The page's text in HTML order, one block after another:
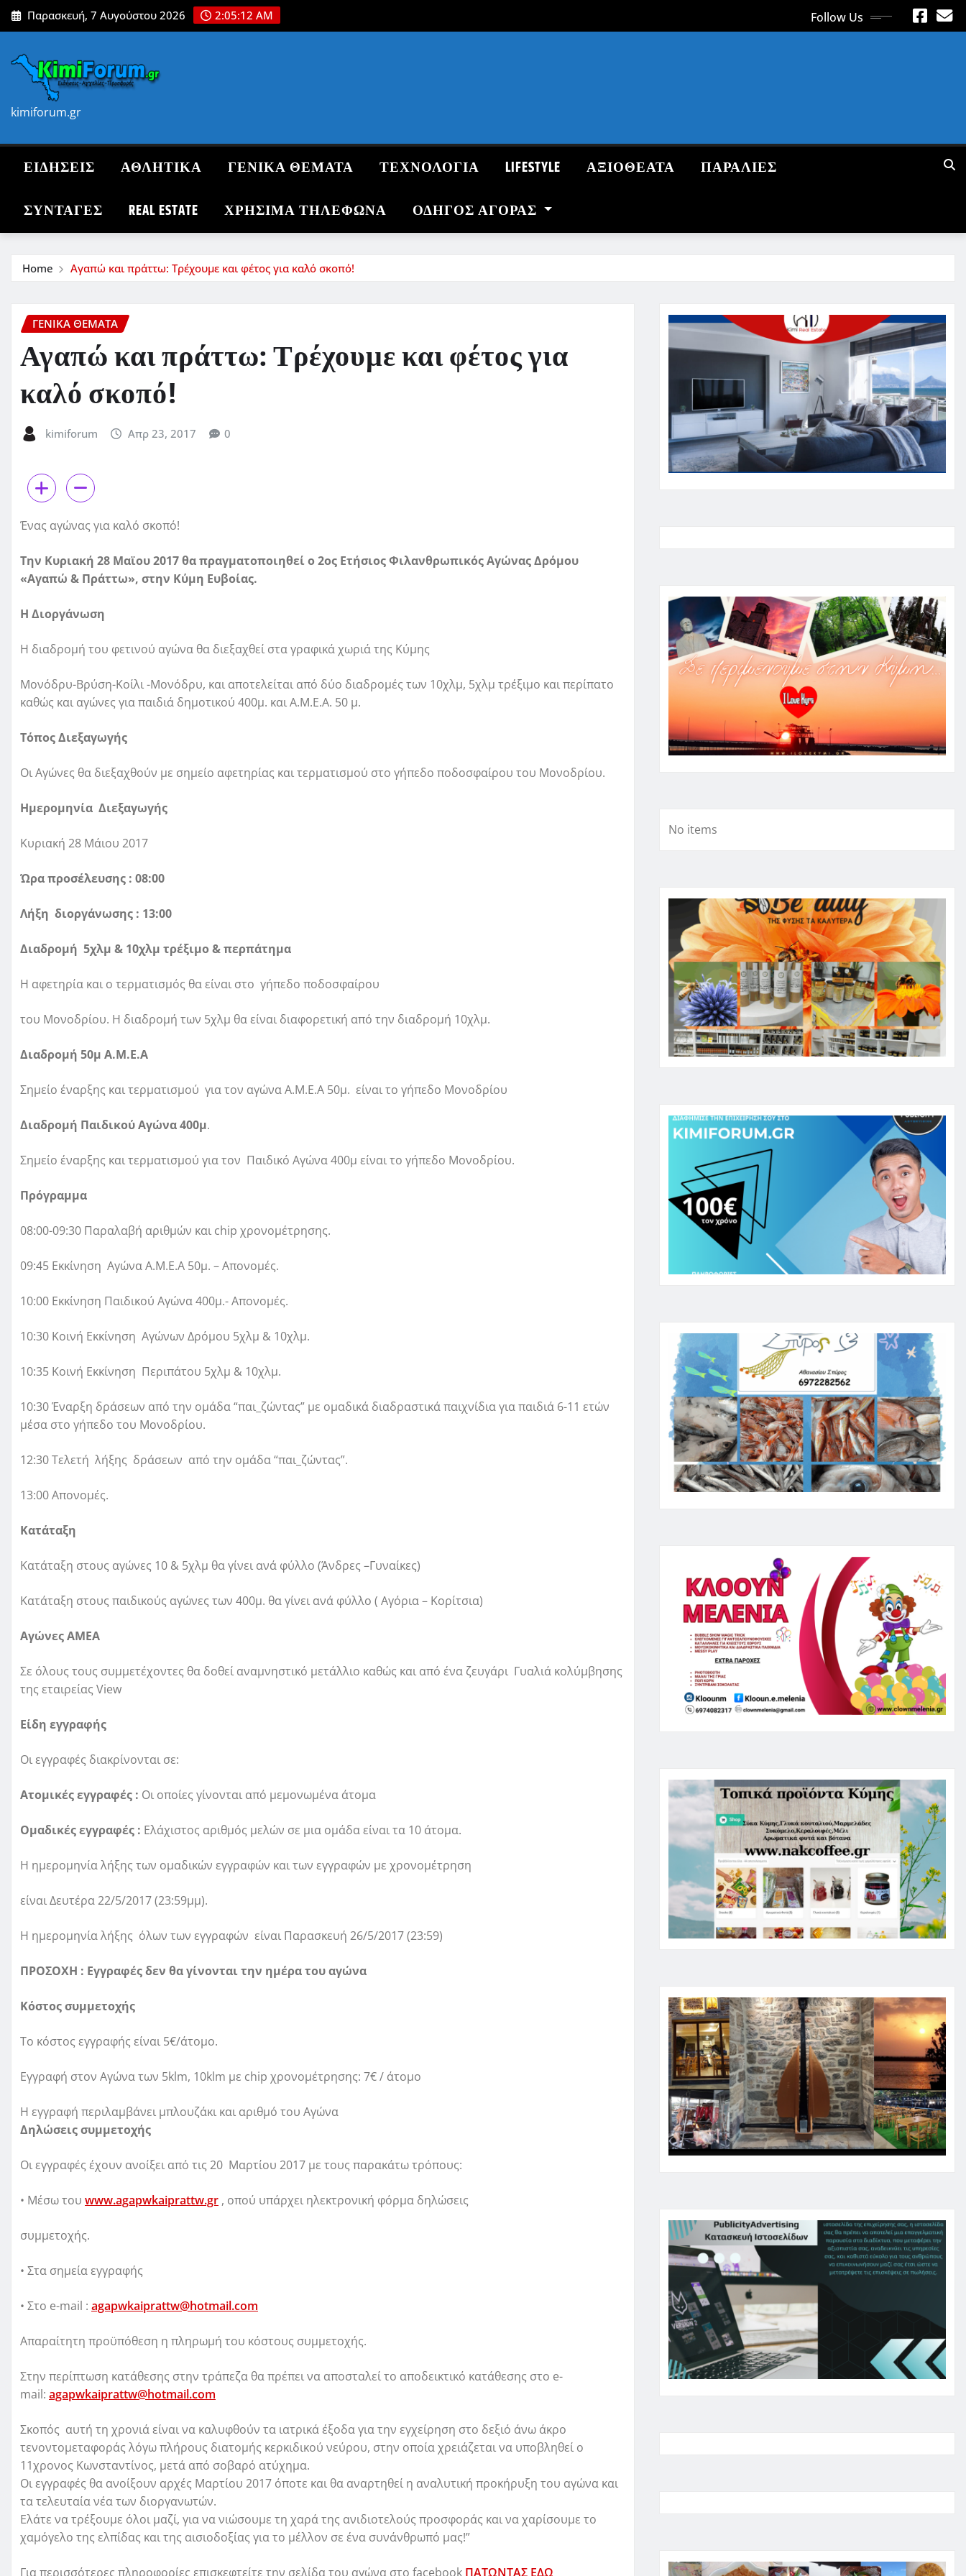
Skip
to
Παρασκευή, 7 Αυγούστου 2026 2:05:13 AM Follow Us
kimiforum.gr
ΕΙΔΗΣΕΙΣ ΑΘΛΗΤΙΚΑ ΓΕΝΙΚΑ ΘΕΜΑΤΑ ΤΕΧΝΟΛΟΓΙΑ LIFESTYLE ΑΞΙΟΘΕΑΤΑ ΠΑΡΑΛΙΕΣ
ΣΥΝΤΑΓΈΣ REAL ESTATE ΧΡΗΣΙΜΑ ΤΗΛΕΦΩΝΑ ΟΔΗΓΌΣ ΑΓΟΡΆΣ
Home Αγαπώ και πράττω: Τρέχουμε και φέτος για καλό σκοπό!
ΓΕΝΙΚΑ ΘΕΜΑΤΑ
Αγαπώ και πράττω: Τρέχουμε και φέτος για
καλό σκοπό!
kimiforum Απρ 23, 2017 0
Ένας αγώνας για καλό σκοπό!
Την Κυριακή 28 Μαϊου 2017 θα πραγματοποιηθεί ο 2ος Ετήσιος Φιλανθρωπικός Αγώνας Δρόμου
«Αγαπώ & Πράττω», στην Κύμη Ευβοίας.
Η Διοργάνωση
Η διαδρομή του φετινού αγώνα θα διεξαχθεί στα γραφικά χωριά της Κύμης
Μονόδρυ-Βρύση-Κοίλι -Μονόδρυ, και αποτελείται από δύο διαδρομές των 10χλμ, 5χλμ τρέξιμο και περίπατο
καθώς και αγώνες για παιδιά δημοτικού 400μ. και Α.Μ.Ε.Α. 50 μ.
Τόπος Διεξαγωγής
Οι Αγώνες θα διεξαχθούν με σημείο αφετηρίας και τερματισμού στο γήπεδο ποδοσφαίρου του Μονoδρίου.
Ημερομηνία Διεξαγωγής
Κυριακή 28 Μάιου 2017
Ώρα προσέλευσης : 08:00
Λήξη διοργάνωσης : 13:00
Διαδρομή 5χλμ & 10χλμ τρέξιμο & περπάτημα
Η αφετηρία και ο τερματισμός θα είναι στο γήπεδο ποδοσφαίρου
του Μονoδρίου. Η διαδρομή των 5χλμ θα είναι διαφορετική από την διαδρομή 10χλμ.
Διαδρομή 50μ Α.Μ.Ε.Α
Σημείο έναρξης και τερματισμού για τον αγώνα Α.Μ.Ε.Α 50μ. είναι το γήπεδο Μονοδρίου
Διαδρομή Παιδικού Αγώνα 400μ.
Σημείο έναρξης και τερματισμού για τον Παιδικό Αγώνα 400μ είναι το γήπεδο Μονοδρίου.
Πρόγραμμα
08:00-09:30 Παραλαβή αριθμών και chip χρονομέτρησης.
09:45 Εκκίνηση Αγώνα Α.Μ.Ε.Α 50μ. – Απονομές.
10:00 Εκκίνηση Παιδικού Αγώνα 400μ.- Απονομές.
10:30 Κοινή Εκκίνηση Αγώνων Δρόμου 5χλμ & 10χλμ.
10:35 Κοινή Εκκίνηση Περιπάτου 5χλμ & 10χλμ.
10:30 Έναρξη δράσεων από την ομάδα “παι_ζώντας” με ομαδικά διαδραστικά παιχνίδια για παιδιά 6-11 ετών
μέσα στο γήπεδο του Μονοδρίου.
12:30 Τελετή λήξης δράσεων από την ομάδα “παι_ζώντας”.
13:00 Απονομές.
Κατάταξη
Κατάταξη στους αγώνες 10 & 5χλμ θα γίνει ανά φύλλο (Άνδρες –Γυναίκες)
Κατάταξη στους παιδικούς αγώνες των 400μ. θα γίνει ανά φύλλο ( Αγόρια – Κορίτσια)
Αγώνες ΑΜΕΑ
Σε όλους τους συμμετέχοντες θα δοθεί αναμνηστικό μετάλλιο καθώς και από ένα ζευγάρι Γυαλιά κολύμβησης
της εταιρείας View
Είδη εγγραφής
Οι εγγραφές διακρίνονται σε:
Ατομικές εγγραφές : Oι οποίες γίνονται από μεμονωμένα άτομα
Ομαδικές εγγραφές : Eλάχιστος αριθμός μελών σε μια ομάδα είναι τα 10 άτομα.
Η ημερομηνία λήξης των ομαδικών εγγραφών και των εγγραφών με χρονομέτρηση
είναι Δευτέρα 22/5/2017 (23:59μμ).
Η ημερομηνία λήξης όλων των εγγραφών είναι Παρασκευή 26/5/2017 (23:59)
ΠΡΟΣΟΧΗ : Εγγραφές δεν θα γίνονται την ημέρα του αγώνα
Κόστος συμμετοχής
Το κόστος εγγραφής είναι 5€/άτομο.
Εγγραφή στον Αγώνα των 5klm, 10klm με chip χρονομέτρησης: 7€ / άτομο
Η εγγραφή περιλαμβάνει μπλουζάκι και αριθμό του Αγώνα
Δηλώσεις συμμετοχής
Οι εγγραφές έχουν ανοίξει από τις 20 Μαρτίου 2017 με τους παρακάτω τρόπους:
• Μέσω του www.agapwkaiprattw.gr , οπού υπάρχει ηλεκτρονική φόρμα δηλώσεις
συμμετοχής.
• Στα σημεία εγγραφής
• Στο e-mail : agapwkaiprattw@hotmail.com
Απαραίτητη προϋπόθεση η πληρωμή του κόστους συμμετοχής.
Στην περίπτωση κατάθεσης στην τράπεζα θα πρέπει να αποσταλεί το αποδεικτικό κατάθεσης στο e-
mail: agapwkaiprattw@hotmail.com
Σκοπός αυτή τη χρονιά είναι να καλυφθούν τα ιατρικά έξοδα για την εγχείρηση στο δεξιό άνω άκρο
τενοντομεταφοράς λόγω πλήρους διατομής κερκιδικού νεύρου, στην οποία χρειάζεται να υποβληθεί ο
11χρονος Κωνσταντίνος, μετά από σοβαρό ατύχημα.
Οι εγγραφές θα ανοίξουν αρχές Μαρτίου 2017 όποτε και θα αναρτηθεί η αναλυτική προκήρυξη του αγώνα και
τα τελευταία νέα των διοργανωτών.
Ελάτε να τρέξουμε όλοι μαζί, για να νιώσουμε τη χαρά της ανιδιοτελούς προσφοράς και να χαρίσουμε το
χαμόγελο της ελπίδας και της αισιοδοξίας για το μέλλον σε ένα συνάνθρωπό μας!”
Για περισσότερες πληροφορίες επισκεφτείτε την σελίδα του αγώνα στο facebook ΠΑΤΩΝΤΑΣ ΕΔΩ